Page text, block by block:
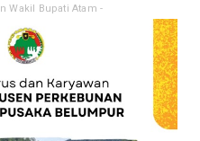
Wakil Bupati Atam -